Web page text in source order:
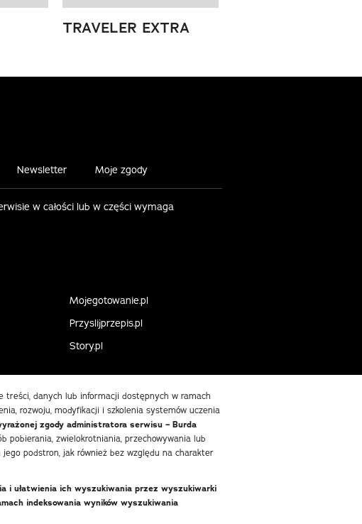
TRAVELER EXTRA
Newsletter Moje zgody
w całości lub w części wymaga
Mojegotowanie.pl
Przyslijprzepis.pl
Story.pl
treści, danych lub informacji dostępnych w ramach
rozwoju, modyfikacji i szkolenia systemów uczenia
zgody administratora serwisu – Burda
pobierania, zwielokrotniania, przechowywania lub
podstron, jak również bez względu na charakter
i ułatwienia ich wyszukiwania przez wyszukiwarki
indeksowania wyników wyszukiwania